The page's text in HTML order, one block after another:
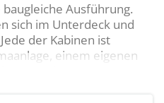
Ausführung.
sich im Unterdeck und
der Kabinen ist
einem eigenen
einem